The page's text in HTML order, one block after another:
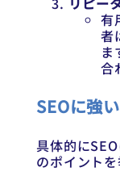
有
者
ま
合
SEOに強
具体的に
のポイントを